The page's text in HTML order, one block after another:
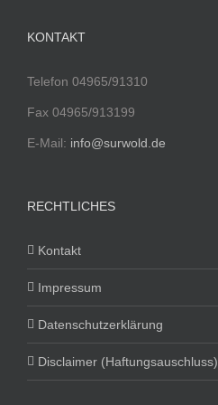
KONTAKT
Telefon 04965/91310
Fax 04965/913199
E-Mail: info@surwold.de
RECHTLICHES
Kontakt
Impressum
Datenschutzerklärung
Disclaimer (Haftungsauschluss)